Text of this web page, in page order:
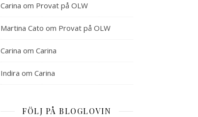
Carina om Provat på OLW
Martina Cato om Provat på OLW
Carina om Carina
Indira om Carina
FÖLJ PÅ BLOGLOVIN